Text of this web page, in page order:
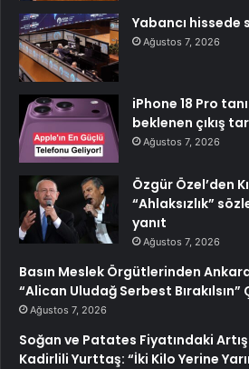
Yabancı hissede
Ağustos 7, 2026
iPhone 18 Pro
beklenen çıkış
Ağustos 7, 2026
Özgür Özel’den
“Ahlaksızlık”
yanıt
Ağustos 7, 2026
Basın Meslek Örgütlerinden
“Alican Uludağ Serbest Bırakılsın”
Ağustos 7, 2026
Soğan ve Patates Fiyatındaki
Kadirlili Yurttaş: “İki Kilo Yerine